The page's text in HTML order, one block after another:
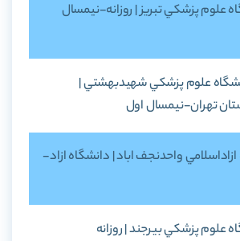
علوم پزشکي تبريز | روزانه-نيمسال
علوم پزشکي شهيدبهشتي |
تهران-نيمسال اول
واحدنجف اباد | دانشگاه ازاد-
علوم پزشکي بيرجند | روزانه